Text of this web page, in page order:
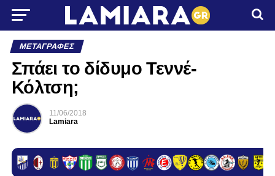
ΜΕΤΑΓΡΑΦΈΣ
Σπάει το δίδυμο Τεννέ-
Κόλτση;
11/06/2018
Lamiara